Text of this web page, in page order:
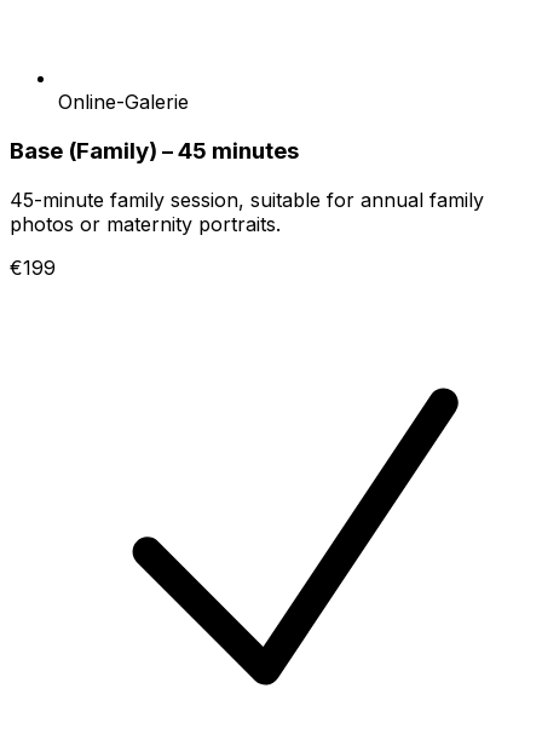
Online-Galerie
Base (Family) – 45 minutes
45-minute family session, suitable for annual family
photos or maternity portraits.
€199